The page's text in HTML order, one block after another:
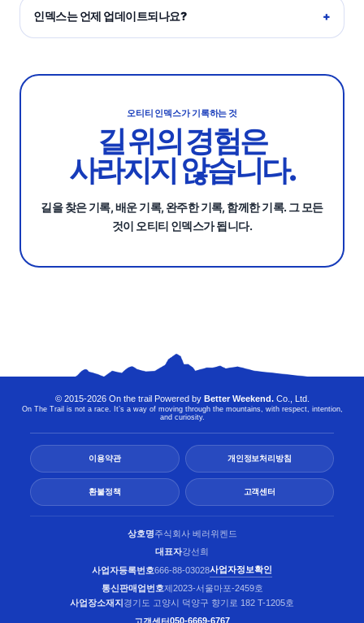
인덱스는 언제 업데이트되나요?
오티티 인덱스가 기록하는 것
길 위의 경험은
사라지지 않습니다.
길을 찾은 기록, 배운 기록, 완주한 기록, 함께한 기록. 그 모든
것이 오티티 인덱스가 됩니다.
© 2015-2026 On the trail Powered by Better Weekend.Co., Ltd.
On The Trail is not a race. It’s a way of moving through the mountains, with respect, intention,
and curiosity.
이용약관 개인정보처리방침
환불정책 고객센터
상호명주식회사 베러위켄드
대표자강선희
사업자등록번호666-88-03028사업자정보확인
통신판매업번호제2023-서울마포-2459호
사업장소재지경기도 고양시 덕양구 향기로 182 T-1205호
고객센터050-6669-6767